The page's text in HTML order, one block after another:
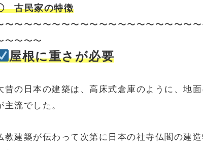
古民家の特徴
〜〜〜〜〜〜〜〜〜〜〜〜〜〜〜〜〜〜〜〜
〜〜〜〜
屋根に重さが必要
昔の日本の建築は、高床式倉庫のように、地
主流でした。
教建築が伝わって次第に日本の社寺仏閣の建